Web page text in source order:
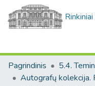
Pagrindinis
Autografų kolekcija.